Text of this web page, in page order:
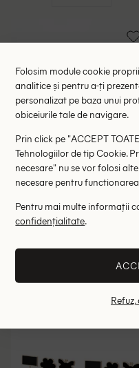
Rama foto Anchor, negru
9.00 lei
RRP: 29.00 lei
Folosim module cookie
analitice și pentru a-ți
personalizat pe baza unui
obiceiurile tale de navigare.
Prin click pe "ACCEPT
Tehnologiilor de tip Cookie.
necesare" nu se vor folosi
necesare pentru
Pentru mai multe informații
confidențialitate.